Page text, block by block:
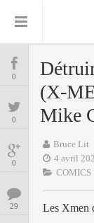
COMICS
MANGAS
BD
0
0
0
29
(X-
Mike
Bruce Lit
4 avril
COMICS
Les Xmen
Comics
Daredevil Dark Horse
Delcourt
Replay
Focus Frank
Glénat Graphic Novel
Independants JB
Nguyen
Lug
Marvel
Panini Patrick